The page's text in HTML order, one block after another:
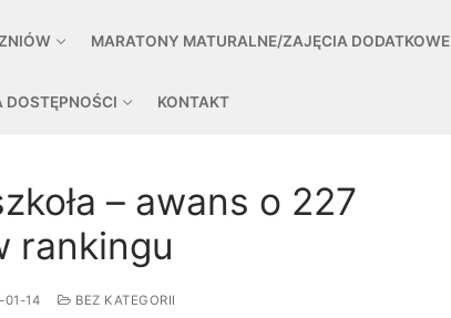
MARATONY MATURALNE/ZAJĘCIA DODATKOWE
DOSTĘPNOŚCI KONTAKT
– awans o 227
rankingu
01-14 BEZ KATEGORII